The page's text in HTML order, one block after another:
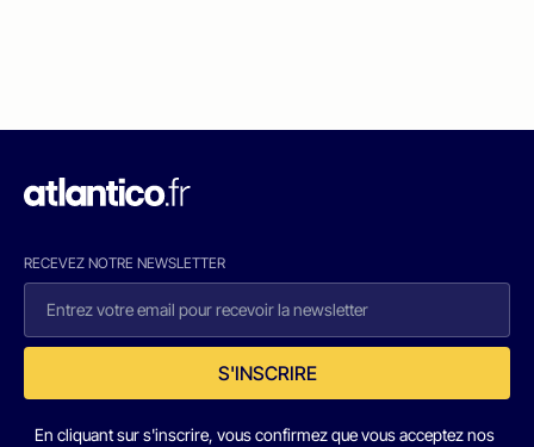
RECEVEZ NOTRE NEWSLETTER
S'INSCRIRE
En cliquant sur s'inscrire, vous confirmez que vous acceptez nos